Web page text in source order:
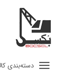
دسته‌بندی